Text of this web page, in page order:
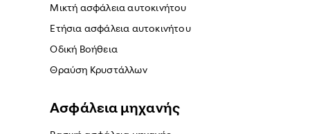
Μικτή ασφάλεια αυτοκινήτου
Ετήσια ασφάλεια αυτοκινήτου
Οδική Βοήθεια
Θραύση Κρυστάλλων
Ασφάλεια μηχανής